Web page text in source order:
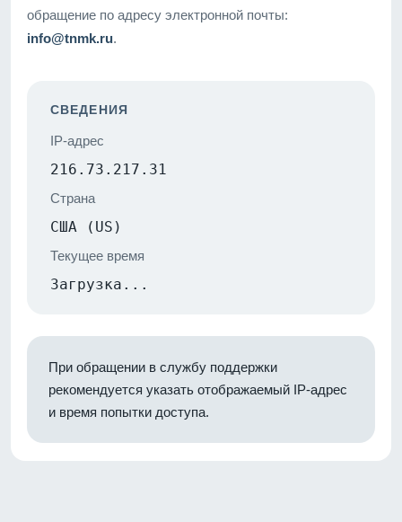
обращение по адресу электронной почты:
info@tnmk.ru.
СВЕДЕНИЯ
IP-адрес
216.73.217.31
Страна
США (US)
Текущее время
Загрузка...
При обращении в службу поддержки
рекомендуется указать отображаемый IP-адрес
и время попытки доступа.